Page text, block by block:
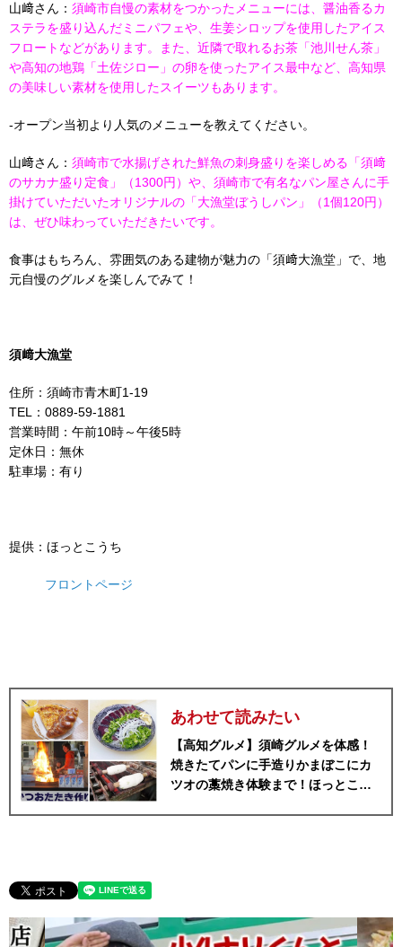
山﨑さん： 須崎市自慢の素材をつかったメニューには、醤油香るカ
ステラを盛り込んだミニパフェや、生姜シロップを使用したアイス
フロートなどがあります。また、近隣で取れるお茶「池川せん茶」
や高知の地鶏「土佐ジロー」の卵を使ったアイス最中など、高知県
の美味しい素材を使用したスイーツもあります。
-オープン当初より人気のメニューを教えてください。
山﨑さん： 須崎市で水揚げされた鮮魚の刺身盛りを楽しめる「須﨑
のサカナ盛り定食」（1300円）や、須崎市で有名なパン屋さんに手
掛けていただいたオリジナルの「大漁堂ぼうしパン」（1個120円）
は、ぜひ味わっていただきたいです。
食事はもちろん、雰囲気のある建物が魅力の「須﨑大漁堂」で、地
元自慢のグルメを楽しんでみて！
須﨑大漁堂
住所：須崎市青木町1-19
TEL：0889-59-1881
営業時間：午前10時～午後5時
定休日：無休
駐車場：有り
提供：ほっとこうち
フロントページ
あわせて読みたい
【高知グルメ】須崎グルメを体感！
焼きたてパンに手造りかまぼこにカ
ツオの藁焼き体験まで！ほっとこう